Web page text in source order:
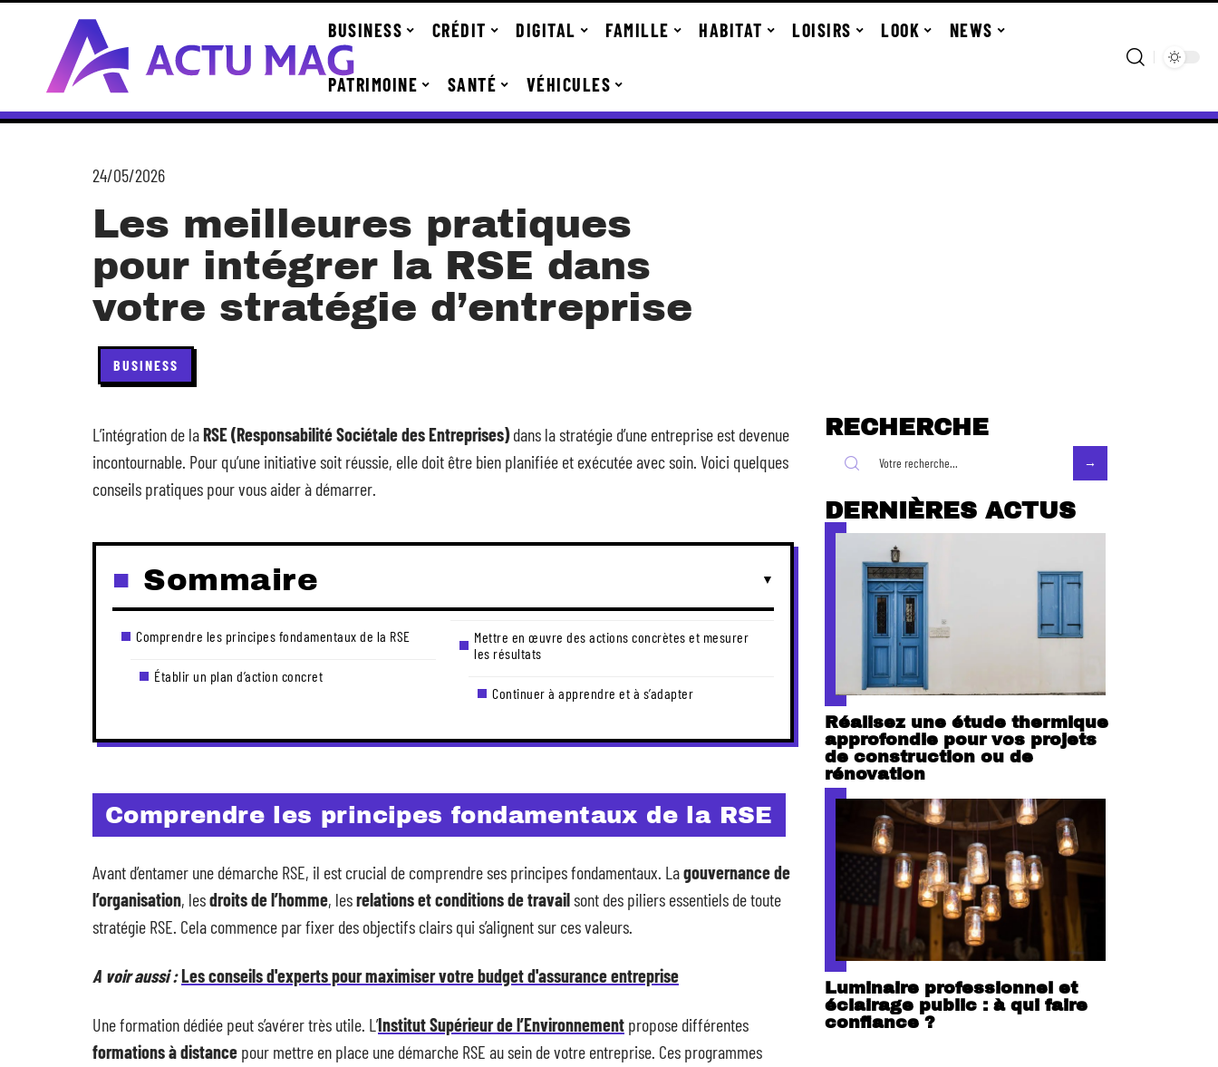
BUSINESS CRÉDIT DIGITAL FAMILLE HABITAT LOISIRS LOOK NEWS
PATRIMOINE SANTÉ VÉHICULES
24/05/2026
Les meilleures pratiques
pour intégrer la RSE dans
votre stratégie d’entreprise
BUSINESS
L’intégration de laRSE (Responsabilité Sociétale des Entreprises)dans la stratégie d’une entreprise est devenue
incontournable. Pour qu’une initiative soit réussie, elle doit être bien planifiée et exécutée avec soin. Voici quelques
conseils pratiques pour vous aider à démarrer.
Sommaire
Comprendre les principes fondamentaux de la RSE
Établir un plan d’action concret
Mettre en œuvre des actions concrètes et mesurer
les résultats
Continuer à apprendre et à s’adapter
Comprendre les principes fondamentaux de la RSE
Avant d’entamer une démarche RSE, il est crucial de comprendre ses principes fondamentaux. Lagouvernance de
l’organisation, lesdroits de l’homme, lesrelations et conditions de travailsont des piliers essentiels de toute
stratégie RSE. Cela commence par fixer des objectifs clairs qui s’alignent sur ces valeurs.
A voir aussi :Les conseils d'experts pour maximiser votre budget d'assurance entreprise
Une formation dédiée peut s’avérer très utile. L’Institut Supérieur de l’Environnement propose différentes
formations à distance pour mettre en place une démarche RSE au sein de votre entreprise. Ces programmes
RECHERCHE
DERNIÈRES ACTUS
Réalisez une étude thermique
approfondie pour vos projets
de construction ou de
rénovation
Luminaire professionnel et
éclairage public : à qui faire
confiance ?